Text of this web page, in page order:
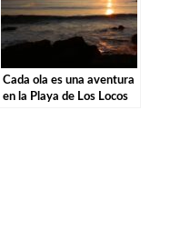
Cada ola es una aventura
en la Playa de Los Locos